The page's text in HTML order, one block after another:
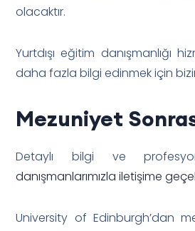
olacaktır.
Yurtdışı eğitim danışmanlığı
daha fazla bilgi edinmek için
Mezuniyet
Detaylı bilgi ve
danışmanlarımızla iletişime
University of Edinburgh’dan